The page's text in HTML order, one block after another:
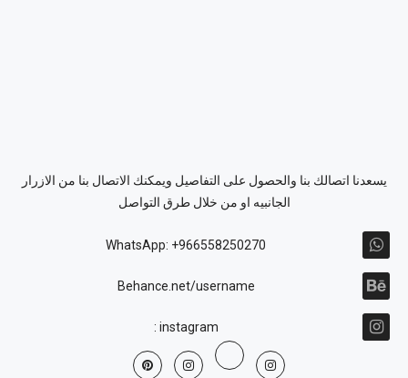
يسعدنا اتصالك بنا والحصول على التفاصيل ويمكنك الاتصال بنا من الازرار
الجانبيه او من خلال طرق التواصل
WhatsApp: +966558250270
Behance.net/username
instagram :